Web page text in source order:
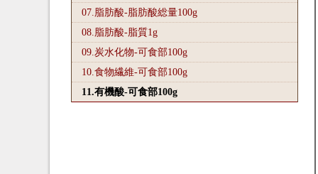
07.脂肪酸-脂肪酸総量100g
08.脂肪酸-脂質1g
09.炭水化物-可食部100g
10.食物繊維-可食部100g
11.有機酸-可食部100g